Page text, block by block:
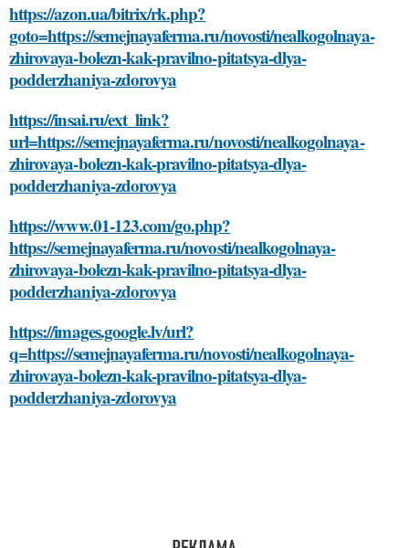
https://azon.ua/bitrix/rk.php?
goto=https://semejnayaferma.ru/novosti/nealkogolnaya-
zhirovaya-bolezn-kak-pravilno-pitatsya-dlya-
podderzhaniya-zdorovya
https://insai.ru/ext_link?
url=https://semejnayaferma.ru/novosti/nealkogolnaya-
zhirovaya-bolezn-kak-pravilno-pitatsya-dlya-
podderzhaniya-zdorovya
https://www.01-123.com/go.php?
https://semejnayaferma.ru/novosti/nealkogolnaya-
zhirovaya-bolezn-kak-pravilno-pitatsya-dlya-
podderzhaniya-zdorovya
https://images.google.lv/url?
q=https://semejnayaferma.ru/novosti/nealkogolnaya-
zhirovaya-bolezn-kak-pravilno-pitatsya-dlya-
podderzhaniya-zdorovya